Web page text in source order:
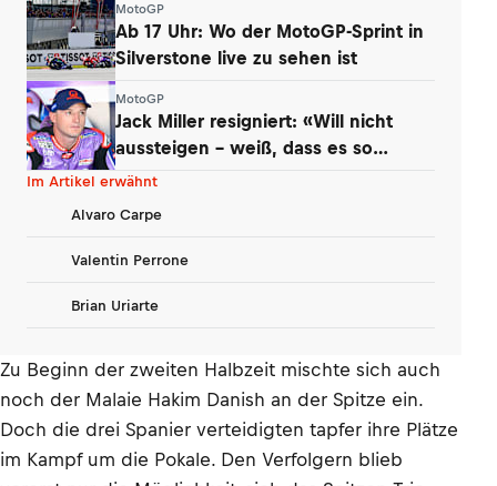
MotoGP
Ab 17 Uhr: Wo der MotoGP-Sprint in
Silverstone live zu sehen ist
MotoGP
Jack Miller resigniert: «Will nicht
aussteigen – weiß, dass es so
kommt»
Im Artikel erwähnt
Alvaro Carpe
Valentin Perrone
Brian Uriarte
Zu Beginn der zweiten Halbzeit mischte sich auch
noch der Malaie Hakim Danish an der Spitze ein.
Doch die drei Spanier verteidigten tapfer ihre Plätze
im Kampf um die Pokale. Den Verfolgern blieb